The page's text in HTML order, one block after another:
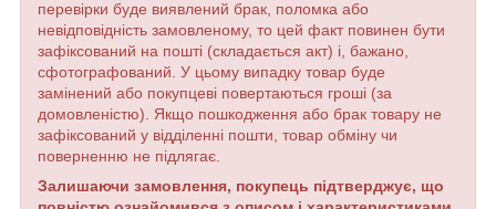
перевірки буде виявлений брак, поломка або
невідповідність замовленому, то цей факт повинен бути
зафіксований на пошті (складається акт) і, бажано,
сфотографований. У цьому випадку товар буде
замінений або покупцеві повертаються гроші (за
домовленістю). Якщо пошкодження або брак товару не
зафіксований у відділенні пошти, товар обміну чи
поверненню не підлягає.
Залишаючи замовлення, покупець підтверджує, що